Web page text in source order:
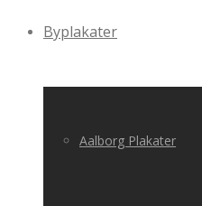
Byplakater
Aalborg Plakater